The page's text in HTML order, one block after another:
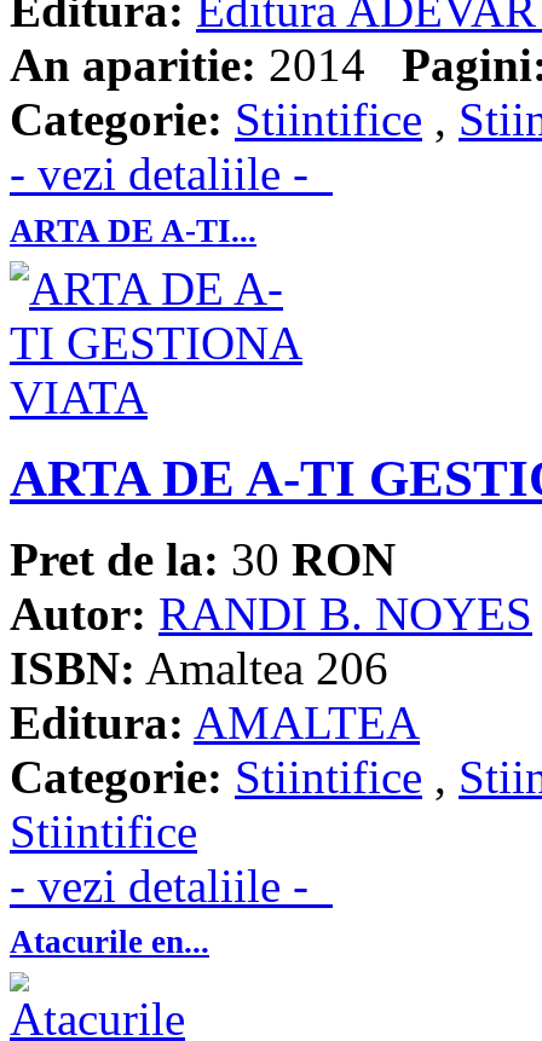
Editura: Editura
An aparitie: 2014
Categorie: Stiintifice ,
- vezi detaliile -
ARTA DE A-TI...
ARTA DE A-TI
Pret de la: 30 RON
Autor: RANDI B. NOYES
ISBN: Amaltea 206
Editura: AMALTEA
Categorie: Stiintifice ,
Stiintifice
- vezi detaliile -
Atacurile en...